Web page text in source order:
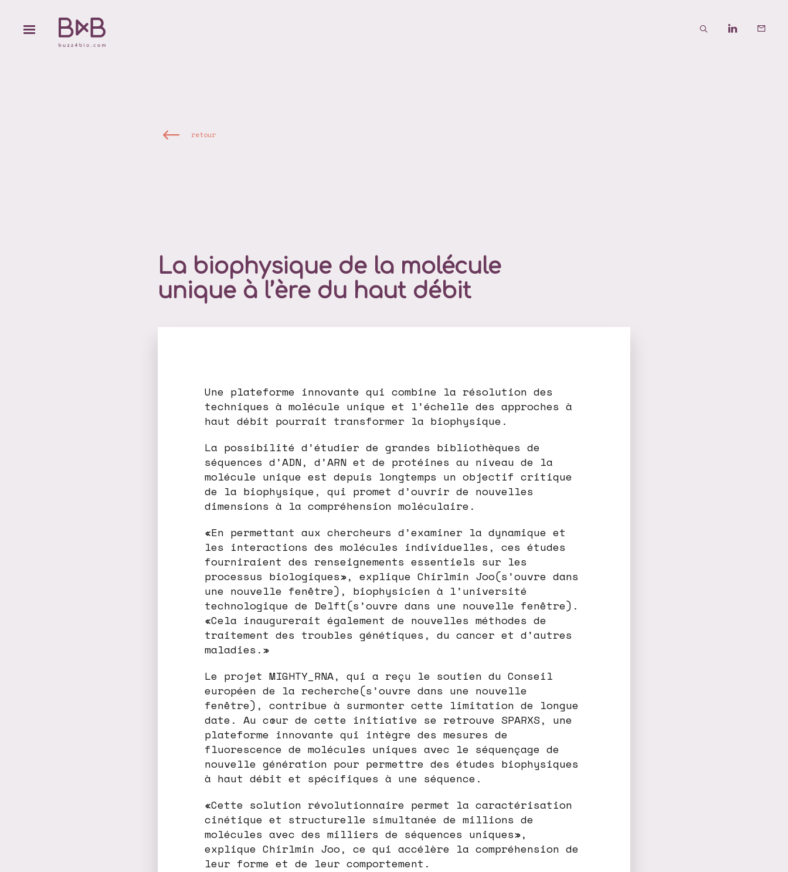
retour
La biophysique de la molécule
unique à l’ère du haut débit
Une plateforme innovante qui combine la résolution des
techniques à molécule unique et l’échelle des approches à
haut débit pourrait transformer la biophysique.
La possibilité d’étudier de grandes bibliothèques de
séquences d’ADN, d’ARN et de protéines au niveau de la
molécule unique est depuis longtemps un objectif critique
de la biophysique, qui promet d’ouvrir de nouvelles
dimensions à la compréhension moléculaire.
«En permettant aux chercheurs d’examiner la dynamique et
les interactions des molécules individuelles, ces études
fourniraient des renseignements essentiels sur les
processus biologiques», explique Chirlmin Joo(s’ouvre dans
une nouvelle fenêtre), biophysicien à l’université
technologique de Delft(s’ouvre dans une nouvelle fenêtre).
«Cela inaugurerait également de nouvelles méthodes de
traitement des troubles génétiques, du cancer et d’autres
maladies.»
Le projet MIGHTY_RNA, qui a reçu le soutien du Conseil
européen de la recherche(s’ouvre dans une nouvelle
fenêtre), contribue à surmonter cette limitation de longue
date. Au cœur de cette initiative se retrouve SPARXS, une
plateforme innovante qui intègre des mesures de
fluorescence de molécules uniques avec le séquençage de
nouvelle génération pour permettre des études biophysiques
à haut débit et spécifiques à une séquence.
«Cette solution révolutionnaire permet la caractérisation
cinétique et structurelle simultanée de millions de
molécules avec des milliers de séquences uniques»,
explique Chirlmin Joo, ce qui accélère la compréhension de
leur forme et de leur comportement.